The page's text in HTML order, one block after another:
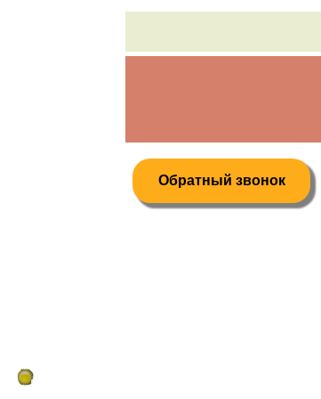
Обратный звонок
Дистанционное бронирование туров